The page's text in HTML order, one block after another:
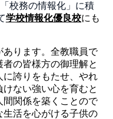
校務の情報化」に積
学校情報化優良校にも
ります。全教職員で
の皆様方の御理解と
誇りをもたせ、やれ
ない強い心を育むと
間関係を築くことので
生活を心がける子供の